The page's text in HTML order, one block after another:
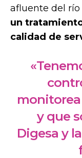
afluente del
un
calidad de
y que
Digesa y la